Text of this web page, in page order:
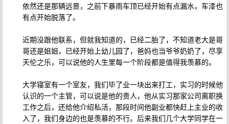
依然还是那辆远景，之前下暴雨车顶已经开始有点漏水，车漆也
有点开始脱落了。
近期没跟他联系，但就我知道的，已经二胎了，不知道老大是哥
哥还是姐姐，已经开始上幼儿园了，爸妈也当爷爷奶奶了，尽享
天伦之乐，可以说他的人生里每一个阶段都是值得我羡慕的。
大学寝室有一个室友，我们毕了业一块出来打工，实习的时候他
认识的一个主管，可以说是他的贵人，他从实习那家公司离职换
工作之后，还给他介绍私活，那段时间他副业都快赶上主业的收
入了，我们身边的也是羡慕的不行。后来我们几个大学同学在一